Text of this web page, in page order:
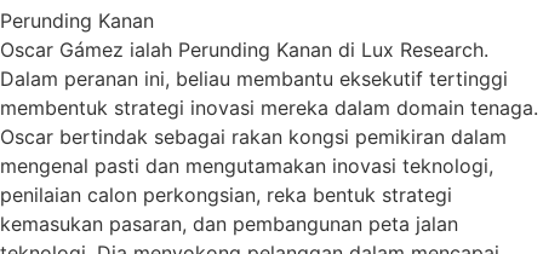
Perunding Kanan
Oscar Gámez ialah Perunding Kanan di Lux Research.
Dalam peranan ini, beliau membantu eksekutif tertinggi
membentuk strategi inovasi mereka dalam domain tenaga.
Oscar bertindak sebagai rakan kongsi pemikiran dalam
mengenal pasti dan mengutamakan inovasi teknologi,
penilaian calon perkongsian, reka bentuk strategi
kemasukan pasaran, dan pembangunan peta jalan